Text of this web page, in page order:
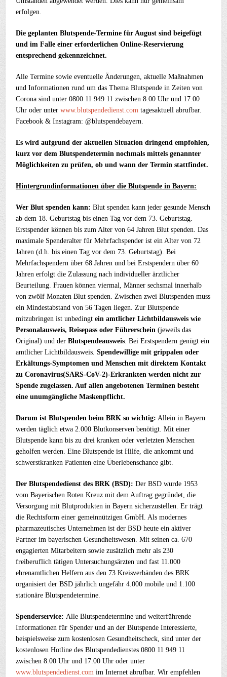
erfolgen.
Die geplanten Blutspende-Termine für August sind beigefügt
und im Falle einer erforderlichen Online-Reservierung
entsprechend gekennzeichnet.
Alle Termine sowie eventuelle Änderungen, aktuelle Maßnahmen
und Informationen rund um das Thema Blutspende in Zeiten von
Corona sind unter 0800 11 949 11 zwischen 8.00 Uhr und 17.00
Uhr oder unterwww.blutspendedienst.com tagesaktuell abrufbar.
Facebook & Instagram: @blutspendebayern.
Es wird aufgrund der aktuellen Situation dringend empfohlen,
kurz vor dem Blutspendetermin nochmals mittels genannter
Möglichkeiten zu prüfen, ob und wann der Termin stattfindet.
Hintergrundinformationen über die Blutspende in Bayern:
Wer Blut spenden kann: Blut spenden kann jeder gesunde Mensch
ab dem 18. Geburtstag bis einen Tag vor dem 73. Geburtstag.
Erstspender können bis zum Alter von 64 Jahren Blut spenden. Das
maximale Spenderalter für Mehrfachspender ist ein Alter von 72
Jahren (d.h. bis einen Tag vor dem 73. Geburtstag). Bei
Mehrfachspendern über 68 Jahren und bei Erstspendern über 60
Jahren erfolgt die Zulassung nach individueller ärztlicher
Beurteilung. Frauen können viermal, Männer sechsmal innerhalb
von zwölf Monaten Blut spenden. Zwischen zwei Blutspenden muss
ein Mindestabstand von 56 Tagen liegen. Zur Blutspende
mitzubringen ist unbedingtein amtlicher Lichtbildausweis wie
Personalausweis, Reisepass oder Führerschein (jeweils das
Original) und derBlutspendeausweis. Bei Erstspendern genügt ein
amtlicher Lichtbildausweis.Spendewillige mit grippalen oder
Erkältungs-Symptomen und Menschen mit direktem Kontakt
zu Coronavirus(SARS-CoV-2)-Erkrankten werden nicht zur
Spende zugelassen. Auf allen angebotenen Terminen besteht
eine unumgängliche Maskenpflicht.
Darum ist Blutspenden beim BRK so wichtig: Allein in Bayern
werden täglich etwa 2.000 Blutkonserven benötigt. Mit einer
Blutspende kann bis zu drei kranken oder verletzten Menschen
geholfen werden. Eine Blutspende ist Hilfe, die ankommt und
schwerstkranken Patienten eine Überlebenschance gibt.
Der Blutspendedienst des BRK (BSD):Der BSD wurde 1953
vom Bayerischen Roten Kreuz mit dem Auftrag gegründet, die
Versorgung mit Blutprodukten in Bayern sicherzustellen. Er trägt
die Rechtsform einer gemeinnützigen GmbH. Als modernes
pharmazeutisches Unternehmen ist der BSD heute ein aktiver
Partner im bayerischen Gesundheitswesen. Mit seinen ca. 670
engagierten Mitarbeitern sowie zusätzlich mehr als 230
freiberuflich tätigen Untersuchungsärzten und fast 11.000
ehrenamtlichen Helfern aus den 73 Kreisverbänden des BRK
organisiert der BSD jährlich ungefähr 4.000 mobile und 1.100
stationäre Blutspendetermine.
Spenderservice:Alle Blutspendetermine und weiterführende
Informationen für Spender und an der Blutspende Interessierte,
beispielsweise zum kostenlosen Gesundheitscheck, sind unter der
kostenlosen Hotline des Blutspendedienstes 0800 11 949 11
zwischen 8.00 Uhr und 17.00 Uhr oder unter
www.blutspendedienst.com im Internet abrufbar. Wir empfehlen